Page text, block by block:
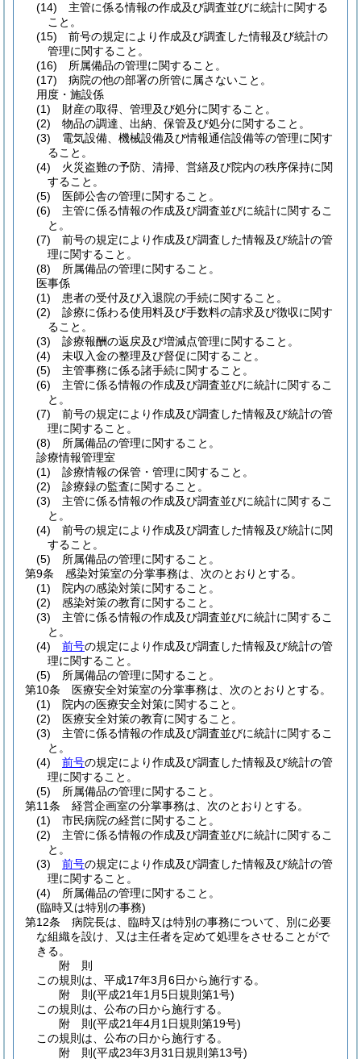
(14) 主管に係る情報の作成及び調査並びに統計に関する
こと。
(15) 前号の規定により作成及び調査した情報及び統計の
管理に関すること。
(16) 所属備品の管理に関すること。
(17) 病院の他の部署の所管に属さないこと。
用度・施設係
(1) 財産の取得、管理及び処分に関すること。
(2) 物品の調達、出納、保管及び処分に関すること。
(3) 電気設備、機械設備及び情報通信設備等の管理に関す
ること。
(4) 火災盗難の予防、清掃、営繕及び院内の秩序保持に関
すること。
(5) 医師公舎の管理に関すること。
(6) 主管に係る情報の作成及び調査並びに統計に関するこ
と。
(7) 前号の規定により作成及び調査した情報及び統計の管
理に関すること。
(8) 所属備品の管理に関すること。
医事係
(1) 患者の受付及び入退院の手続に関すること。
(2) 診療に係わる使用料及び手数料の請求及び徴収に関す
ること。
(3) 診療報酬の返戻及び増減点管理に関すること。
(4) 未収入金の整理及び督促に関すること。
(5) 主管事務に係る諸手続に関すること。
(6) 主管に係る情報の作成及び調査並びに統計に関するこ
と。
(7) 前号の規定により作成及び調査した情報及び統計の管
理に関すること。
(8) 所属備品の管理に関すること。
診療情報管理室
(1) 診療情報の保管・管理に関すること。
(2) 診療録の監査に関すること。
(3) 主管に係る情報の作成及び調査並びに統計に関するこ
と。
(4) 前号の規定により作成及び調査した情報及び統計に関
すること。
(5) 所属備品の管理に関すること。
第9条
感染対策室の分掌事務は、次のとおりとする。
(1)
院内の感染対策に関すること。
(2)
感染対策の教育に関すること。
(3)
主管に係る情報の作成及び調査並びに統計に関するこ
と。
(4)
前号の規定により作成及び調査した情報及び統計の管
理に関すること。
(5)
所属備品の管理に関すること。
第10条
医療安全対策室の分掌事務は、次のとおりとする。
(1)
院内の医療安全対策に関すること。
(2)
医療安全対策の教育に関すること。
(3)
主管に係る情報の作成及び調査並びに統計に関するこ
と。
(4)
前号の規定により作成及び調査した情報及び統計の管
理に関すること。
(5)
所属備品の管理に関すること。
第11条
経営企画室の分掌事務は、次のとおりとする。
(1)
市民病院の経営に関すること。
(2)
主管に係る情報の作成及び調査並びに統計に関するこ
と。
(3)
前号の規定により作成及び調査した情報及び統計の管
理に関すること。
(4)
所属備品の管理に関すること。
(臨時又は特別の事務)
第12条
病院長は、臨時又は特別の事務について、別に必要
な組織を設け、又は主任者を定めて処理をさせることがで
きる。
附 則
この規則は、平成17年3月6日から施行する。
附 則(平成21年1月5日規則第1号)
この規則は、公布の日から施行する。
附 則(平成21年4月1日規則第19号)
この規則は、公布の日から施行する。
附 則(平成23年3月31日規則第13号)